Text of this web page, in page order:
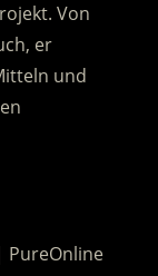
Von
er
und
PureOnline